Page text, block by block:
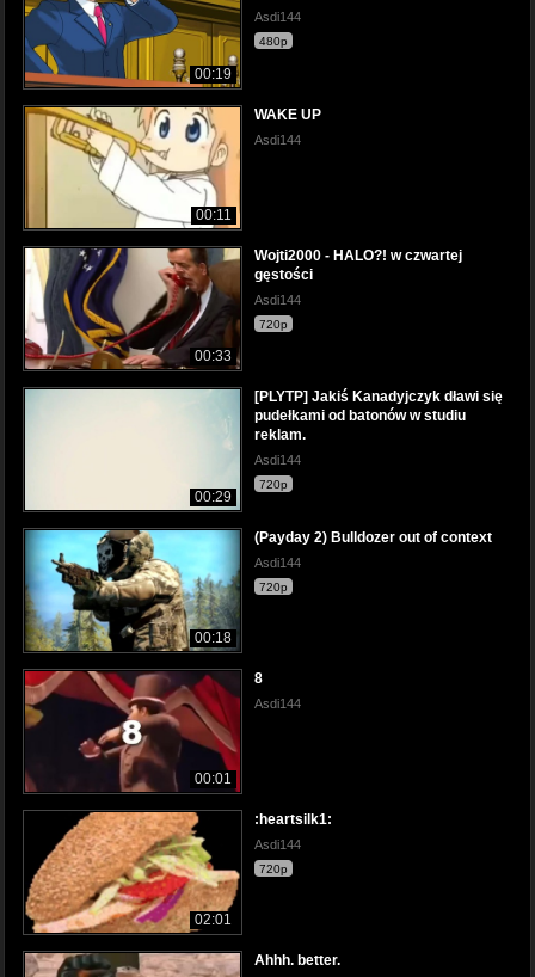
00:19
Asdi144
480p
00:11
WAKE UP
Asdi144
00:33
Wojti2000 - HALO?! w czwartej
gęstości
Asdi144
720p
00:29
[PLYTP] Jakiś Kanadyjczyk dławi się
pudełkami od batonów w studiu
reklam.
Asdi144
720p
00:18
(Payday 2) Bulldozer out of context
Asdi144
720p
00:01
8
Asdi144
02:01
:heartsilk1:
Asdi144
720p
Ahhh. better.